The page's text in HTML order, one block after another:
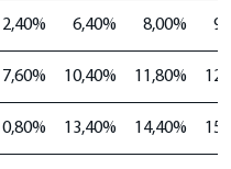
2,40% 6,40% 8,00%
7,60% 10,40% 11,80%
13,40% 14,40%